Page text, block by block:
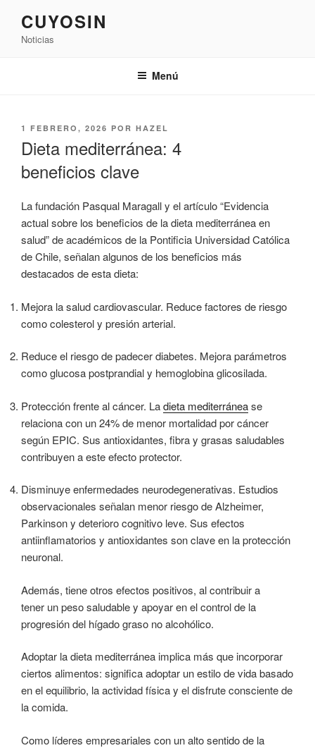
contenido
CUYOSIN
Noticias
Menú
PUBLICADO
1 FEBRERO, 2026 POR HAZEL
Dieta mediterránea: 4
beneficios clave
La fundación Pasqual Maragall y el artículo “Evidencia
actual sobre los beneficios de la dieta mediterránea en
salud” de académicos de la Pontificia Universidad Católica
de Chile, señalan algunos de los beneficios más
destacados de esta dieta:
Mejora la salud cardiovascular. Reduce factores de riesgo
como colesterol y presión arterial.
Reduce el riesgo de padecer diabetes. Mejora parámetros
como glucosa postprandial y hemoglobina glicosilada.
Protección frente al cáncer. Ladieta mediterránease
relaciona con un 24% de menor mortalidad por cáncer
según EPIC. Sus antioxidantes, fibra y grasas saludables
contribuyen a este efecto protector.
Disminuye enfermedades neurodegenerativas. Estudios
observacionales señalan menor riesgo de Alzheimer,
Parkinson y deterioro cognitivo leve. Sus efectos
antiinflamatorios y antioxidantes son clave en la protección
neuronal.
Además, tiene otros efectos positivos, al contribuir a
tener un peso saludable y apoyar en el control de la
progresión del hígado graso no alcohólico.
Adoptar la dieta mediterránea implica más que incorporar
ciertos alimentos: significa adoptar un estilo de vida basado
en el equilibrio, la actividad física y el disfrute consciente de
la comida.
Como líderes empresariales con un alto sentido de la